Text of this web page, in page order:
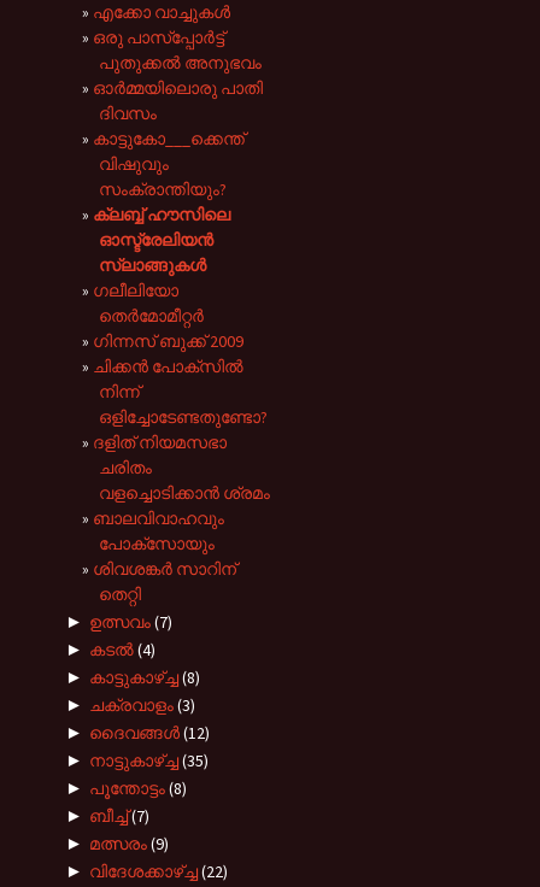
എക്കോ വാച്ചുകൾ
ഒരു പാസ്‌പ്പോർട്ട്
പുതുക്കൽ അനുഭവം
ഓർമ്മയിലൊരു പാതി
ദിവസം
കാട്ടുകോ___ക്കെന്ത്
വിഷുവും
സംക്രാന്തിയും?
ക്ലബ്ബ് ഹൗസിലെ
ഓസ്ട്രേലിയൻ
സ്ലാങ്ങുകൾ
ഗലീലിയോ
തെര്‍മോമീറ്റര്‍
ഗിന്നസ് ബുക്ക് 2009
ചിക്കൻ പോക്സിൽ
നിന്ന്
ഒളിച്ചോടേണ്ടതുണ്ടോ?
ദളിത് നിയമസഭാ
ചരിതം
വളച്ചൊടിക്കാൻ ശ്രമം
ബാലവിവാഹവും
പോക്സോയും
ശിവശങ്കർ സാറിന്
തെറ്റി
► ഉത്സവം(7)
► കടല്‍(4)
► കാട്ടുകാഴ്ച്ച(8)
► ചക്രവാളം(3)
► ദൈവങ്ങള്‍(12)
► നാട്ടുകാഴ്‌ച്ച(35)
► പൂന്തോട്ടം(8)
► ബീച്ച്(7)
► മത്സരം(9)
► വിദേശക്കാഴ്ച്ച(22)